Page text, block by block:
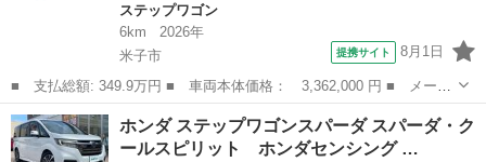
ステップワゴン
6km
2026年
米子市
提携サイト 8月1日
■ 支払総額: 349.9万円 ■ 車両本体価格： 3,362,000 円 ■ メーカ
ー名： ホンダ ■ 車種名： ステップワゴン ■ グレード名： エ
アー 登録済未使用車 バックカメラ 衝突被害軽減システム コー
ナーセン...
鳥取 米子市 ステップワゴン
ホンダ ステップワゴンスパーダ スパーダ・ク
ールスピリット ホンダセンシング …